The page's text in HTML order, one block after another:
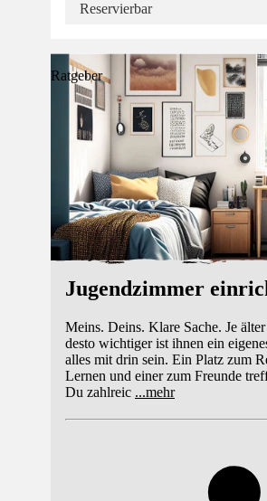
Reservierbar
Ratgeber
Jugendzimmer
Meins. Deins. Klare Sache. Je
desto wichtiger ist ihnen ein
alles mit drin sein. Ein Platz zum
Lernen und einer zum Freunde
Du zahlreic ...mehr